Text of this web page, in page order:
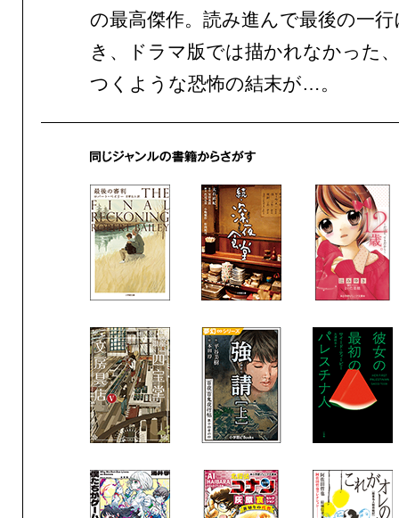
の最高傑作。読み進んで最後の一
き、ドラマ版では描かれなかった
つくような恐怖の結末が…。